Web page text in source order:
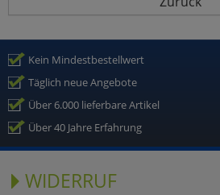
Kein Mindestbestellwert
Täglich neue Angebote
Über 6.000 lieferbare Artikel
Über 40 Jahre Erfahrung
WIDERRUF